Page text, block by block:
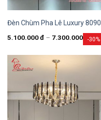
-30%
Đèn Chùm Pha Lê Luxury 8090
5.100.000đ – 7.300.000